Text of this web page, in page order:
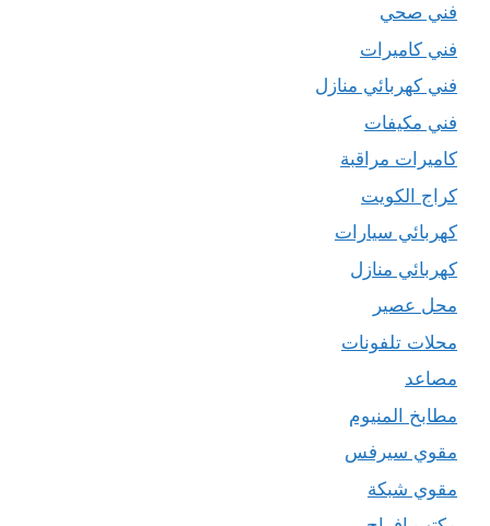
فني صحي
فني كاميرات
فني كهربائي منازل
فني مكيفات
كاميرات مراقبة
كراج الكويت
كهربائي سيارات
كهربائي منازل
محل عصير
محلات تلفونات
مصاعد
مطابخ المنيوم
مقوي سيرفس
مقوي شبكة